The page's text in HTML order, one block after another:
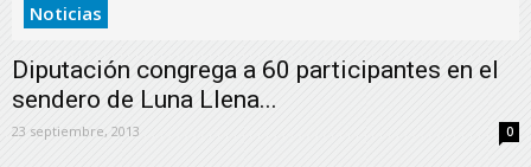
Noticias
Diputación congrega a 60 participantes en el
sendero de Luna Llena...
23 septiembre, 2013 0